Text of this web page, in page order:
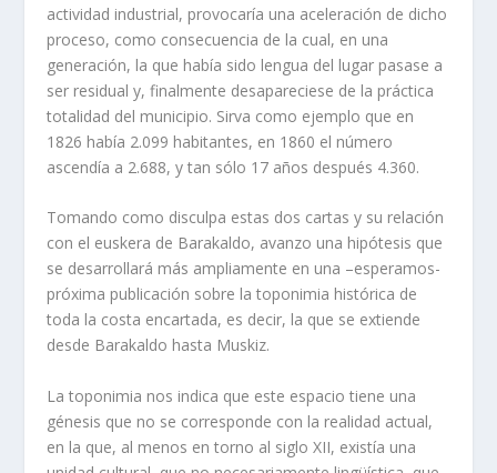
actividad industrial, provocaría una aceleración de dicho
proceso, como consecuencia de la cual, en una
generación, la que había sido lengua del lugar pasase a
ser residual y, finalmente desapareciese de la práctica
totalidad del municipio. Sirva como ejemplo que en
1826 había 2.099 habitantes, en 1860 el número
ascendía a 2.688, y tan sólo 17 años después 4.360.
Tomando como disculpa estas dos cartas y su relación
con el euskera de Barakaldo, avanzo una hipótesis que
se desarrollará más ampliamente en una –esperamos-
próxima publicación sobre la toponimia histórica de
toda la costa encartada, es decir, la que se extiende
desde Barakaldo hasta Muskiz.
La toponimia nos indica que este espacio tiene una
génesis que no se corresponde con la realidad actual,
en la que, al menos en torno al siglo XII, existía una